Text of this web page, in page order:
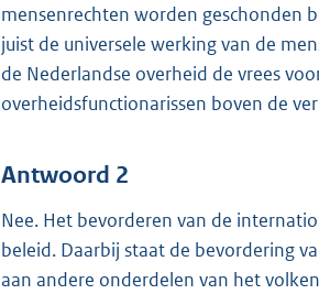
mensenrechten worden geschonden
juist de universele werking van de
de Nederlandse overheid de vrees
overheidsfunctionarissen boven de
Antwoord 2
Nee. Het bevorderen van de
beleid. Daarbij staat de bevordering
aan andere onderdelen van het